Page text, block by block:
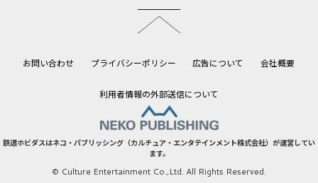
お問い合わせ プライバシーポリシー 広告について 会社概要
利用者情報の外部送信について
鉄道ホビダスはネコ・パブリッシング（カルチュア・エンタテインメント株式会社）が運営してい
ます。
© Culture Entertainment Co.,Ltd. All Rights Reserved.